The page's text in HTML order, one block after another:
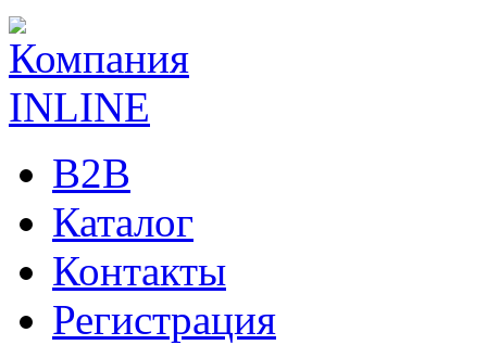
B2B
Каталог
Контакты
Регистрация